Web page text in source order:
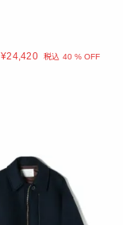
¥24,420 税込 40 % OFF